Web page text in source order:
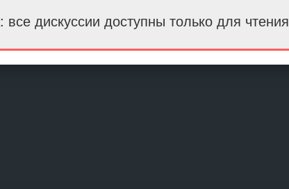
дискуссии доступны только для чтения